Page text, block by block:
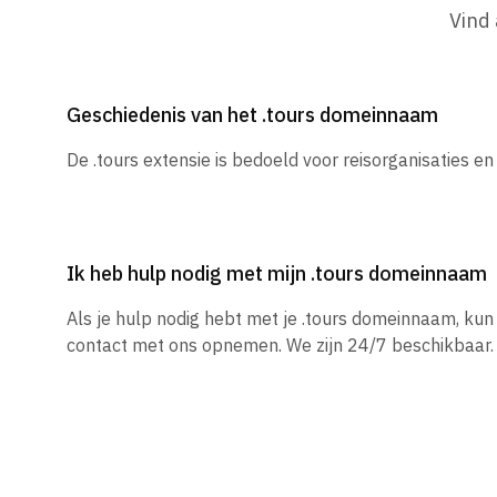
Vind
Geschiedenis van het .tours domeinnaam
De .tours extensie is bedoeld voor reisorganisaties
Ik heb hulp nodig met mijn .tours domeinnaam
Als je hulp nodig hebt met je .tours domeinnaam,
contact met ons opnemen. We zijn 24/7 beschikbaar.